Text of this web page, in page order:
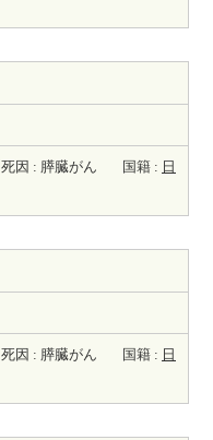
死因 : 膵臓がん 国籍 : 日
死因 : 膵臓がん 国籍 : 日